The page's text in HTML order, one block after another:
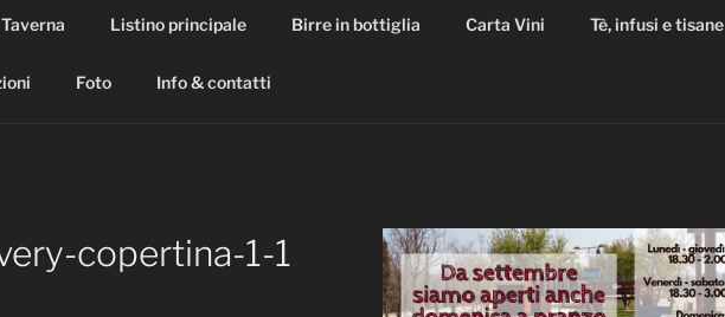
Listino principale Birre in bottiglia Carta Vini Tè, infusi e tisane
Foto Info & contatti
copertina-1-1